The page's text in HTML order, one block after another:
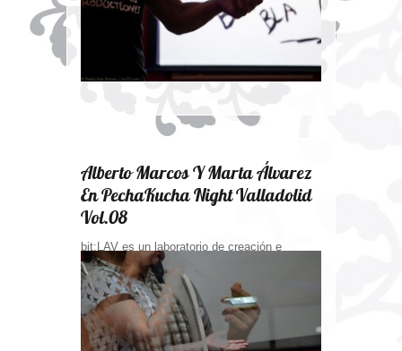
Alberto Marcos Y Marta Álvarez
En PechaKucha Night Valladolid
Vol.08
bit:LAV es un laboratorio de creación e
investigación de arte digital coordinado por...